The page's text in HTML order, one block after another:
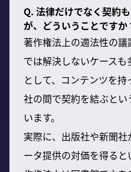
Q. 法律だけでなく契約
が、どういうことですか
著作権法上の適法性の
では解決しないケース
として、コンテンツを
社の間で契約を結ぶと
います。
実際に、出版社や新聞
ータ提供の対価を得る